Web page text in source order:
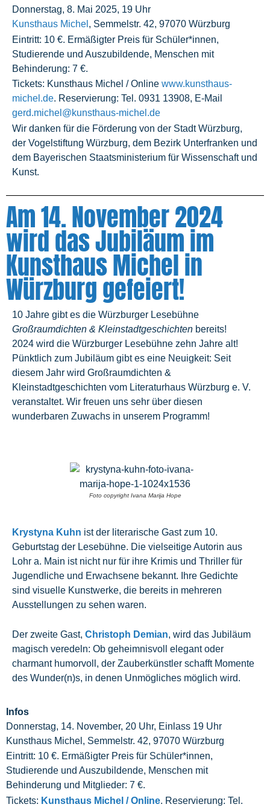
Donnerstag, 8. Mai 2025, 19 Uhr
Kunsthaus Michel , Semmelstr. 42, 97070 Würzburg
Eintritt: 10 €. Ermäßigter Preis für Schüler*innen,
Studierende und Auszubildende, Menschen mit
Behinderung: 7 €.
Tickets: Kunsthaus Michel / Online www.kunsthaus-
michel.de. Reservierung: Tel. 0931 13908, E-Mail
gerd.michel@kunsthaus-michel.de
Wir danken für die Förderung von der Stadt Würzburg,
der Vogelstiftung Würzburg, dem Bezirk Unterfranken und
dem Bayerischen Staatsministerium für Wissenschaft und
Kunst.
Am 14. November 2024
wird das Jubiläum im
Kunsthaus Michel in
Würzburg gefeiert!
10 Jahre gibt es die Würzburger Lesebühne
Großraumdichten & Kleinstadtgeschichten bereits!
2024 wird die Würzburger Lesebühne zehn Jahre alt!
Pünktlich zum Jubiläum gibt es eine Neuigkeit: Seit
diesem Jahr wird Großraumdichten &
Kleinstadtgeschichten vom Literaturhaus Würzburg e. V.
veranstaltet. Wir freuen uns sehr über diesen
wunderbaren Zuwachs in unserem Programm!
Foto copyright Ivana Marija Hope
Krystyna Kuhn ist der literarische Gast zum 10.
Geburtstag der Lesebühne. Die vielseitige Autorin aus
Lohr a. Main ist nicht nur für ihre Krimis und Thriller für
Jugendliche und Erwachsene bekannt. Ihre Gedichte
sind visuelle Kunstwerke, die bereits in mehreren
Ausstellungen zu sehen waren.
Der zweite Gast, Christoph Demian, wird das Jubiläum
magisch veredeln: Ob geheimnisvoll elegant oder
charmant humorvoll, der Zauberkünstler schafft Momente
des Wunder(n)s, in denen Unmögliches möglich wird.
Infos
Donnerstag, 14. November, 20 Uhr, Einlass 19 Uhr
Kunsthaus Michel, Semmelstr. 42, 97070 Würzburg
Eintritt: 10 €. Ermäßigter Preis für Schüler*innen,
Studierende und Auszubildende, Menschen mit
Behinderung und Mitglieder: 7 €.
Tickets: Kunsthaus Michel / Online. Reservierung: Tel.